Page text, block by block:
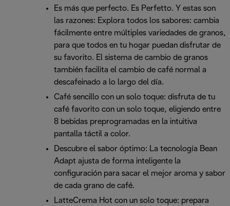
Es más que perfecto. Es Perfetto. Y estas son
las razones: Explora todos los sabores: cambia
fácilmente entre múltiples variedades de granos,
para que todos en tu hogar puedan disfrutar de
su favorito. El sistema de cambio de granos
también facilita el cambio de café normal a
descafeinado a lo largo del día.
Café sencillo con un solo toque: disfruta de tu
café favorito con un solo toque, eligiendo entre
8 bebidas preprogramadas en la intuitiva
pantalla táctil a color.
Descubre el sabor óptimo: La tecnología Bean
Adapt ajusta de forma inteligente la
configuración para sacar el mejor aroma y sabor
de cada grano de café.
LatteCrema Hot con un solo toque: prepara